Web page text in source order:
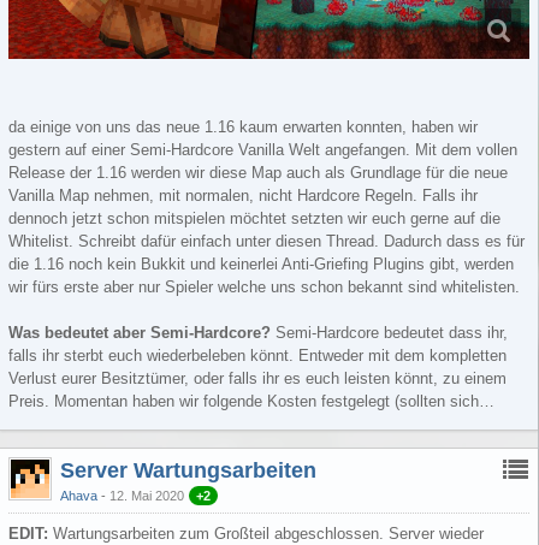
da einige von uns das neue 1.16 kaum erwarten konnten, haben wir
gestern auf einer Semi-Hardcore Vanilla Welt angefangen. Mit dem vollen
Release der 1.16 werden wir diese Map auch als Grundlage für die neue
Vanilla Map nehmen, mit normalen, nicht Hardcore Regeln. Falls ihr
dennoch jetzt schon mitspielen möchtet setzten wir euch gerne auf die
Whitelist. Schreibt dafür einfach unter diesen Thread. Dadurch dass es für
die 1.16 noch kein Bukkit und keinerlei Anti-Griefing Plugins gibt, werden
wir fürs erste aber nur Spieler welche uns schon bekannt sind whitelisten.
Was bedeutet aber Semi-Hardcore? Semi-Hardcore bedeutet dass ihr,
falls ihr sterbt euch wiederbeleben könnt. Entweder mit dem kompletten
Verlust eurer Besitztümer, oder falls ihr es euch leisten könnt, zu einem
Preis. Momentan haben wir folgende Kosten festgelegt (sollten sich…
Server Wartungsarbeiten
Ahava 12. Mai 2020 +2
EDIT: Wartungsarbeiten zum Großteil abgeschlossen. Server wieder